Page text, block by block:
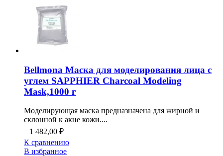
Bellmona Маска для моделирования лица с
углем SAPPHIER Charcoal Modeling
Mask,1000 г
Моделирующая маска предназначена для жирной и
склонной к акне кожи....
1 482,00 ₽
К сравнению
В избранное